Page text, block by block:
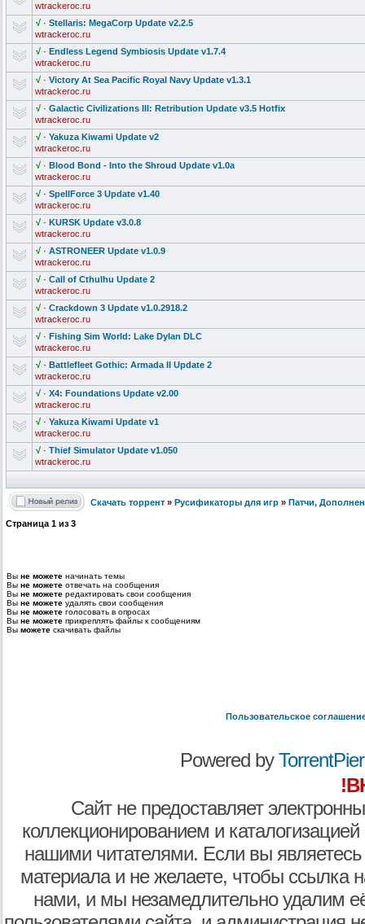
wtrackeroc.ru
√ · Stellaris: MegaCorp Update v2.2.5
wtrackeroc.ru
√ · Endless Legend Symbiosis Update v1.7.4
wtrackeroc.ru
√ · Victory At Sea Pacific Royal Navy Update v1.3.1
wtrackeroc.ru
√ · Galactic Civilizations III: Retribution Update v3.5 Hotfix
wtrackeroc.ru
√ · Yakuza Kiwami Update v2
wtrackeroc.ru
√ · Blood Bond - Into the Shroud Update v1.0a
wtrackeroc.ru
√ · SpellForce 3 Update v1.40
wtrackeroc.ru
√ · KURSK Update v3.0.8
wtrackeroc.ru
√ · ASTRONEER Update v1.0.9
wtrackeroc.ru
√ · Call of Cthulhu Update 2
wtrackeroc.ru
√ · Crackdown 3 Update v1.0.2918.2
wtrackeroc.ru
√ · Fishing Sim World: Lake Dylan DLC
wtrackeroc.ru
√ · Battlefleet Gothic: Armada II Update 2
wtrackeroc.ru
√ · X4: Foundations Update v2.00
wtrackeroc.ru
√ · Yakuza Kiwami Update v1
wtrackeroc.ru
√ · Thief Simulator Update v1.050
wtrackeroc.ru
Скачать торрент » Русификаторы для игр » Патчи,
Страница 1 из 3
Вы не можете начинать темы
Вы не можете отвечать на сообщения
Вы не можете редактировать свои сообщения
Вы не можете удалять свои сообщения
Вы не можете голосовать в опросах
Вы не можете прикреплять файлы к сообщениям
Вы можете скачивать файлы
Пользовательское
Powered by
Сайт не предоставляет
коллекционированием и
нашими читателями. Если вы являетесь
материала и не желаете, чтобы ссылка
нами, и мы незамедлительно удалим